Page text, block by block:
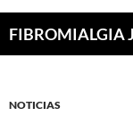
FIBROMIALGIA
NOTICIAS